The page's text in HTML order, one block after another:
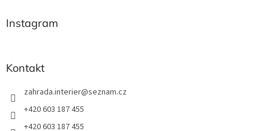
Instagram
Kontakt
zahrada.interier@seznam.cz
+420 603 187 455
+420 603 187 455